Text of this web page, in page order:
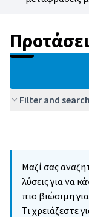
Filter and search
Μαζί σας
λύσεις για να
πιο βιώσιμη
Τι χρειάζεστε